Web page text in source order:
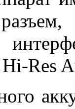
Hi-Res